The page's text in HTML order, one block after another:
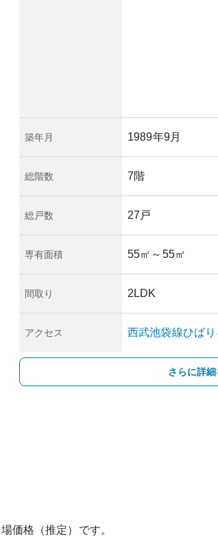
築年月 1989年9月
総階数 7階
総戸数 27戸
専有面積 55㎡ ～55㎡
間取り 2LDK
アクセス 西武池袋線ひば
さらに詳
価格（推定）です。